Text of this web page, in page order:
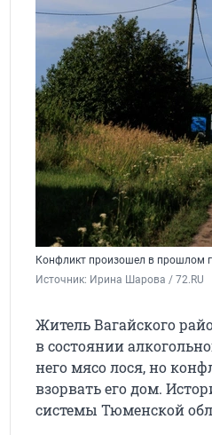
Конфликт произошел в прошлом
Источник: Ирина Шарова / 72.RU
Житель Вагайского
в состоянии
него мясо лося, но
взорвать его дом.
системы Тюменской